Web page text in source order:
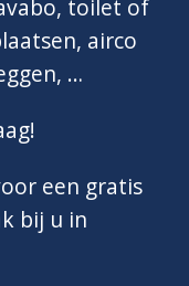
toilet of
airco
…
een gratis
bij u in